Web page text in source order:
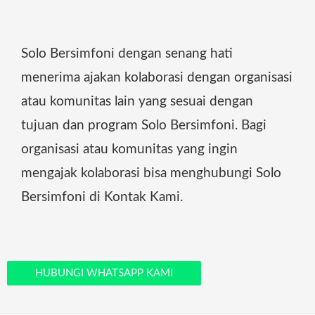
Solo Bersimfoni dengan senang hati
menerima ajakan kolaborasi dengan organisasi
atau komunitas lain yang sesuai dengan
tujuan dan program Solo Bersimfoni. Bagi
organisasi atau komunitas yang ingin
mengajak kolaborasi bisa menghubungi Solo
Bersimfoni di Kontak Kami.
HUBUNGI WHATSAPP KAMI